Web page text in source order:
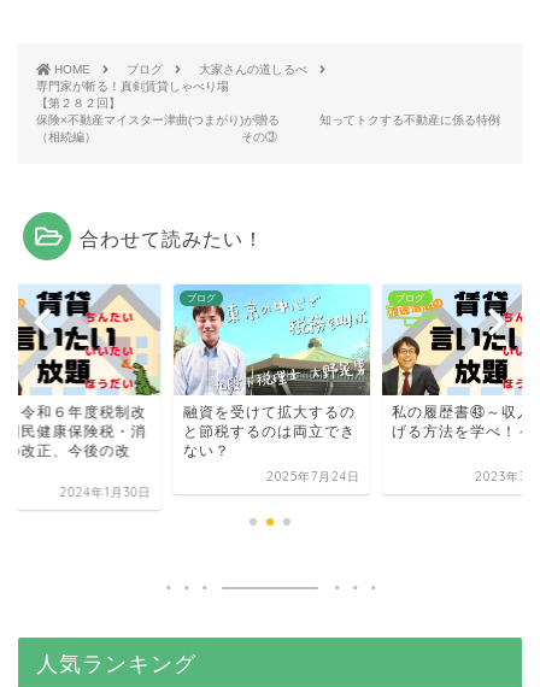
HOME ブログ
大家さんの道しるべ
専門家が斬る！真剣賃貸しゃべり場
【第２８２回】
保険×不動産マイスター津曲(つまがり)が贈る 知ってトクする不動産に係る特例
（相続編） その③
合わせて読みたい！
！令和６年度税制改
民健康保険税・消
の改正、今後の改
2024年1月30日
ブログ
融資を受けて拡大するの
と節税するのは両立でき
ない？
2025年7月24日
ブログ
私の履歴書㊸～収入
げる方法を学べ！～
2023年3
人気ランキング